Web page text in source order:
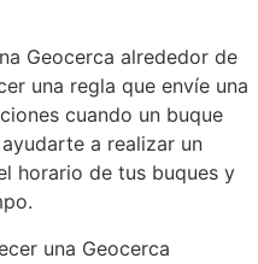
Geocerca alrededor de
una regla que envíe una
cuando un buque
a realizar un
horario de tus buques y
una Geocerca